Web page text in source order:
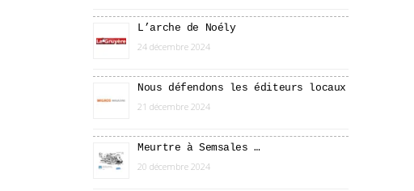
L’arche de Noély
24 décembre 2024
Nous défendons les éditeurs locaux
21 décembre 2024
Meurtre à Semsales …
20 décembre 2024